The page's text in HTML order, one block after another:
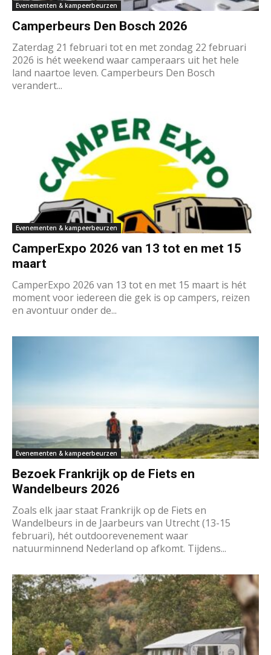
Evenementen & kampeerbeurzen
Camperbeurs Den Bosch 2026
Zaterdag 21 februari tot en met zondag 22 februari
2026 is hét weekend waar camperaars uit het hele
land naartoe leven. Camperbeurs Den Bosch
verandert...
Evenementen & kampeerbeurzen
CamperExpo 2026 van 13 tot en met 15
maart
CamperExpo 2026 van 13 tot en met 15 maart is hét
moment voor iedereen die gek is op campers, reizen
en avontuur onder de...
Evenementen & kampeerbeurzen
Bezoek Frankrijk op de Fiets en
Wandelbeurs 2026
Zoals elk jaar staat Frankrijk op de Fiets en
Wandelbeurs in de Jaarbeurs van Utrecht (13-15
februari), hét outdoorevenement waar
natuurminnend Nederland op afkomt. Tijdens...